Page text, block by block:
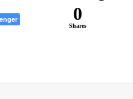
0
Shares